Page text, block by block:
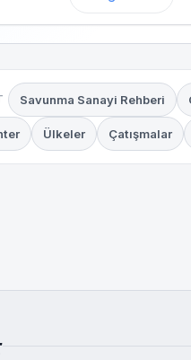
Savunma Sanayi Rehberi
Ülkeler Çatışmalar